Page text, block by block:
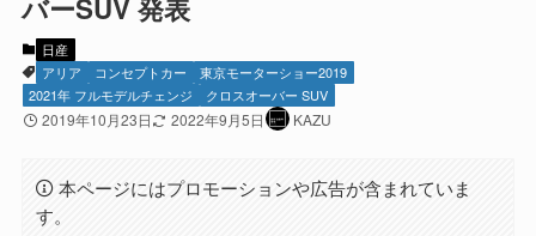
バーSUV 発表
日産
アリア
コンセプトカー
東京モーターショー2019
2021年 フルモデルチェンジ
クロスオーバー SUV
2019年10月23日 2022年9月5日 KAZU
本ページにはプロモーションや広告が含まれていま
す。